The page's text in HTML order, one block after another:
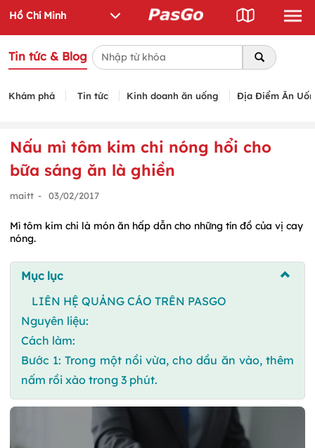
Tin tức & Blog
Khám phá Tin tức Kinh doanh ăn uống Địa Điểm Ăn
Nấu mì tôm kim chi nóng hổi cho
bữa sáng ăn là ghiền
maitt - 03/02/2017
Mì tôm kim chi là món ăn hấp dẫn cho những tín đồ của vị cay
nóng.
Mục lục
LIÊN HỆ QUẢNG CÁO TRÊN PASGO
Nguyên liệu:
Cách làm:
Bước 1: Trong một nồi vừa, cho dầu ăn vào, thêm
nấm rồi xào trong 3 phút.